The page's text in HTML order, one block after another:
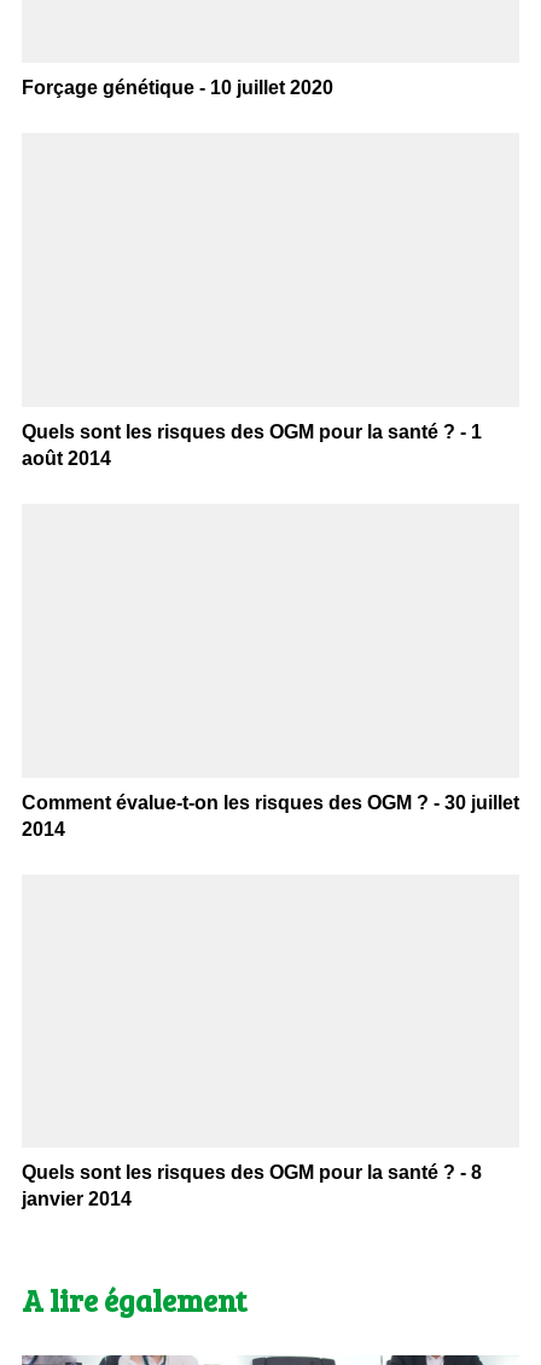
Forçage génétique - 10 juillet 2020
Quels sont les risques des OGM pour la santé ? - 1
août 2014
Comment évalue-t-on les risques des OGM ? - 30 juillet
2014
Quels sont les risques des OGM pour la santé ? - 8
janvier 2014
A lire également